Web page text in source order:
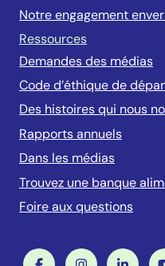
Notre engagement
Ressources
Demandes des médias
Code d’éthique de
Des histoires qui nous
Rapports annuels
Dans les médias
Trouvez une banque
Foire aux questions